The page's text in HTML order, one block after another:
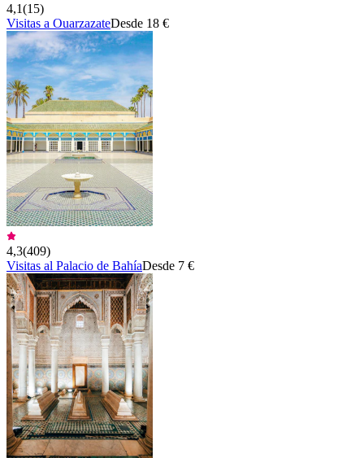
4,1(15)
Visitas a OuarzazateDesde 18 €
4,3(409)
Visitas al Palacio de BahíaDesde 7 €